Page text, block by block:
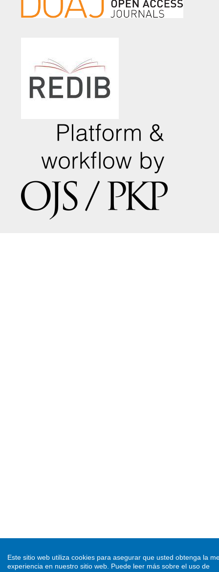
Este sitio web utiliza cookies para asegurar que usted obtenga la
experiencia en nuestro sitio web. Puede leer más sobre el uso de